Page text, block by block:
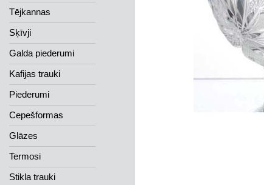
Tējkannas
Sķīvji
Galda piederumi
Kafijas trauki
Piederumi
Cepešformas
Glāzes
Termosi
Stikla trauki